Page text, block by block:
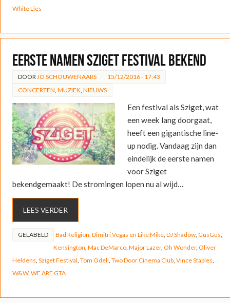
White Lies
Eerste namen Sziget Festival bekend
DOOR JO SCHOUWENAARS
15/12/2016 - 17:43
CONCERTEN MUZIEK NIEUWS
Een festival als Sziget, wat
een week lang doorgaat,
heeft een gigantische line-
up nodig. Vandaag zijn dan
eindelijk de eerste namen
voor Sziget
bekendgemaakt! De stromingen lopen nu al wijd…
LEES VERDER
GELABELD Bad Religion Dimitri Vegas en Like Mike, DJ Shadow, GusGus
Kensington Mac DeMarco, Major Lazer, Oh Wonder, Oliver
Heldens Sziget Festival Tom Odell Two Door Cinema Club, Vince Staples
W&W, WE ARE GTA